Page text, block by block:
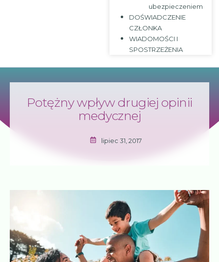
ubezpieczeniem
DOŚWIADCZENIE
CZŁONKA
WIADOMOŚCI I
SPOSTRZEŻENIA
Potężny wpływ drugiej opinii
medycznej
lipiec 31, 2017